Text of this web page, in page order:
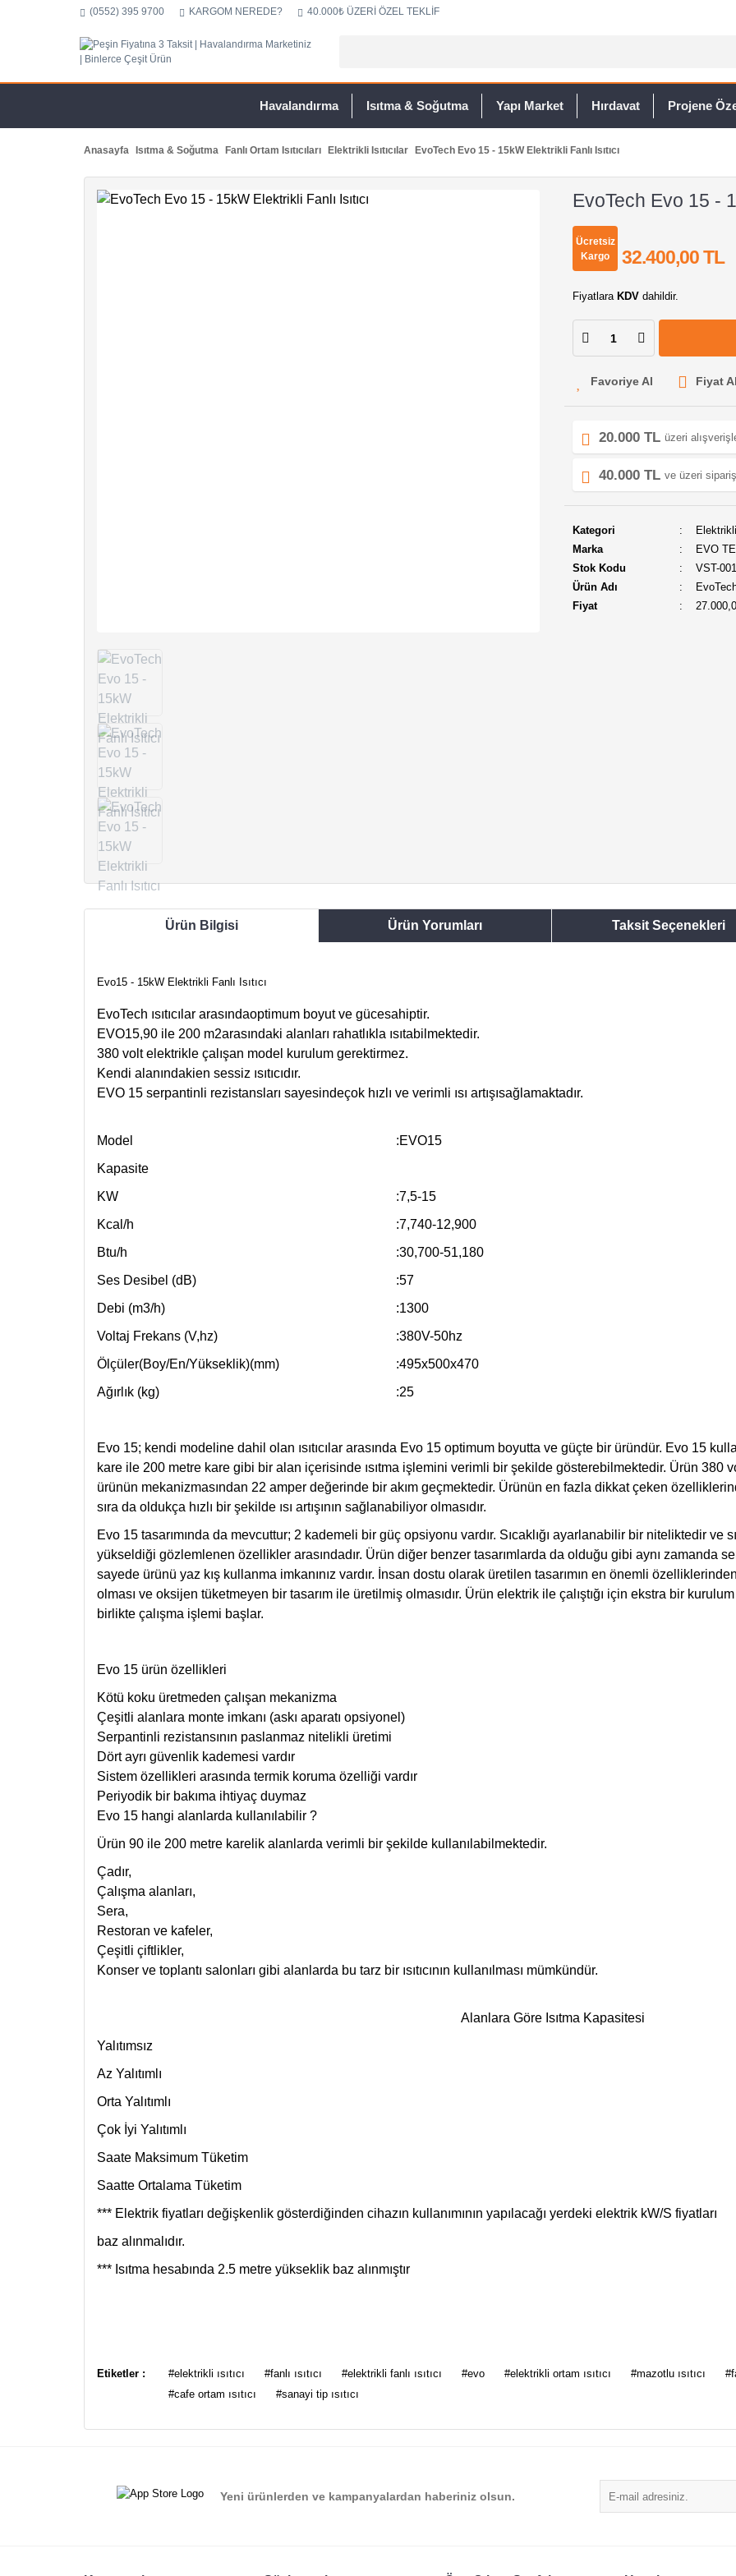
(0552) 395 9700 KARGOM NEREDE? 40.000₺ ÜZERİ ÖZEL TEKLİF
Havalandırma Isıtma & Soğutma Yapı Market Hırdavat Projene
Anasayfa Isıtma & Soğutma Fanlı Ortam Isıtıcıları Elektrikli Isıtıcılar EvoTech Evo 15 - 15kW Elektrikli Fanlı Isıtıcı
EvoTech Evo 15 -
Ücretsiz
Kargo
32.400,00 TL
Fiyatlara KDV dahildir.
Fiyat
20.000 TL üzeri
40.000 TL ve üzeri
Kategori
Marka
EVO
Stok Kodu
VST-
Ürün Adı
Fiyat
Ürün Bilgisi Ürün Yorumları Taksit Seçenekleri
Evo15 - 15kW Elektrikli Fanlı Isıtıcı
EvoTech ısıtıcılar arasındaoptimum boyut ve gücesahiptir.
EVO15,90 ile 200 m2arasındaki alanları rahatlıkla ısıtabilmektedir.
380 volt elektrikle çalışan model kurulum gerektirmez.
Kendi alanındakien sessiz ısıtıcıdır.
EVO 15 serpantinli rezistansları sayesindeçok hızlı ve verimli ısı artışısağlamaktadır.
Model
:EVO15
Kapasite
KW
:7,5-15
Kcal/h
:7,740-12,900
Btu/h
:30,700-51,180
Ses Desibel (dB)
:57
Debi (m3/h)
:1300
Voltaj Frekans (V,hz)
:380V-50hz
Ölçüler(Boy/En/Yükseklik)(mm)
:495x500x470
Ağırlık (kg)
:25
Evo 15; kendi modeline dahil olan ısıtıcılar arasında Evo 15 optimum boyutta ve güçte bir üründür. Evo 15
kare ile 200 metre kare gibi bir alan içerisinde ısıtma işlemini verimli bir şekilde gösterebilmektedir. Ürün 380
ürünün mekanizmasından 22 amper değerinde bir akım geçmektedir. Ürünün en fazla dikkat çeken
sıra da oldukça hızlı bir şekilde ısı artışının sağlanabiliyor olmasıdır.
Evo 15 tasarımında da mevcuttur; 2 kademeli bir güç opsiyonu vardır. Sıcaklığı ayarlanabilir bir niteliktedir ve
yükseldiği gözlemlenen özellikler arasındadır. Ürün diğer benzer tasarımlarda da olduğu gibi aynı zamanda
sayede ürünü yaz kış kullanma imkanınız vardır. İnsan dostu olarak üretilen tasarımın en önemli
olması ve oksijen tüketmeyen bir tasarım ile üretilmiş olmasıdır. Ürün elektrik ile çalıştığı için ekstra bir
birlikte çalışma işlemi başlar.
Evo 15 ürün özellikleri
Kötü koku üretmeden çalışan mekanizma
Çeşitli alanlara monte imkanı (askı aparatı opsiyonel)
Serpantinli rezistansının paslanmaz nitelikli üretimi
Dört ayrı güvenlik kademesi vardır
Sistem özellikleri arasında termik koruma özelliği vardır
Periyodik bir bakıma ihtiyaç duymaz
Evo 15 hangi alanlarda kullanılabilir ?
Ürün 90 ile 200 metre karelik alanlarda verimli bir şekilde kullanılabilmektedir.
Çadır,
Çalışma alanları,
Sera,
Restoran ve kafeler,
Çeşitli çiftlikler,
Konser ve toplantı salonları gibi alanlarda bu tarz bir ısıtıcının kullanılması mümkündür.
Alanlara Göre Isıtma Kapasitesi
Yalıtımsız
Az Yalıtımlı
Orta Yalıtımlı
Çok İyi Yalıtımlı
Saate Maksimum Tüketim
Saatte Ortalama Tüketim
*** Elektrik fiyatları değişkenlik gösterdiğinden cihazın kullanımının yapılacağı yerdeki elektrik kW/S fiyatları
baz alınmalıdır.
*** Isıtma hesabında 2.5 metre yükseklik baz alınmıştır
Bu ürüne ilk yorumu siz yapın!
Ürün açıklamasında eksik bilgiler bulunuyor.
Bu ürüne benzer farklı alternatifler olmalı.
Etiketler : #elektrikli ısıtıcı #fanlı ısıtıcı #elektrikli fanlı ısıtıcı #evo #elektrikli ortam ısıtıcı #mazotlu ısıtıcı
#cafe ortam ısıtıcı
#sanayi tip ısıtıcı
Yeni ürünlerden ve kampanyalardan haberiniz olsun.